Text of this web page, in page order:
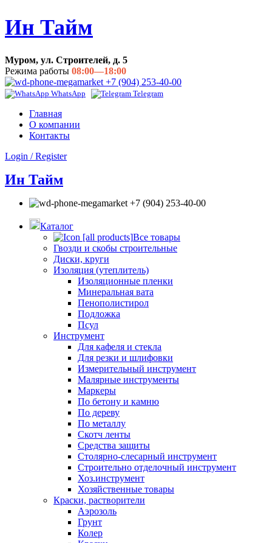
Ин Тайм
Муром, ул. Строителей, д. 5
Режима работы 08:00—18:00
+7 (904) 253-40-00
WhatsApp Telegram
Главная
О компании
Контакты
Login / Register
Ин Тайм
+7 (904) 253-40-00
Каталог
Все товары
Гвозди и скобы строительные
Диски, круги
Изоляция (утеплитель)
Изоляционные пленки
Минеральная вата
Пенополистирол
Подложка
Псул
Инструмент
Для кафеля и стекла
Для резки и шлифовки
Измерительный инструмент
Малярные инструменты
Маркеры
По бетону и камню
По дереву
По металлу
Скотч ленты
Средства защиты
Столярно-слесарный инструмент
Строительно отделочный инструмент
Хоз.инструмент
Хозяйственные товары
Краски, растворители
Аэрозоль
Грунт
Колер